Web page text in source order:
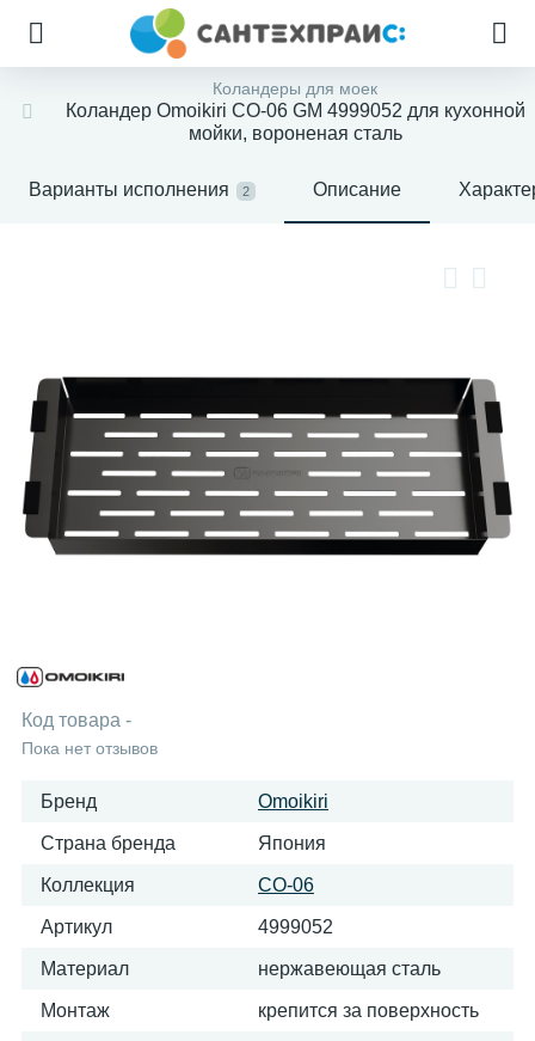
Коландеры для моек
Коландер Omoikiri CO-06 GM 4999052 для кухонной
мойки, вороненая сталь
Варианты исполнения 2 Описание
Код товара -
Пока нет отзывов
Бренд Omoikiri
Страна бренда Япония
Коллекция CO-06
Артикул 4999052
Материал нержавеющая сталь
Монтаж крепится за поверхность